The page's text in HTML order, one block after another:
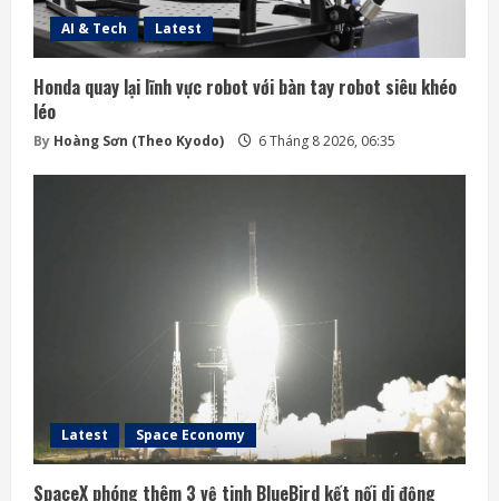
AI & Tech Latest
Honda quay lại lĩnh vực robot với bàn tay robot siêu khéo
léo
By Hoàng Sơn (Theo Kyodo) 6 Tháng 8 2026, 06:35
Latest Space Economy
SpaceX phóng thêm 3 vệ tinh BlueBird kết nối di động